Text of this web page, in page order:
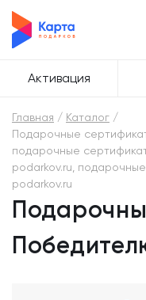
Активация
Главная
Каталог
Подарочные
подарочные
podarkov.ru,
podarkov.ru